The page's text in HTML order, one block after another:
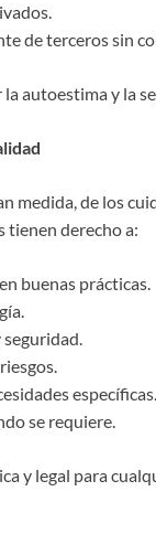
de terceros sin
autoestima y la
medida, de los
tienen derecho a:
buenas prácticas.
específicas.
se requiere.
y legal para